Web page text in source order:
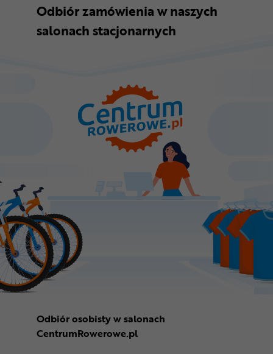
Odbiór zamówienia w naszych
salonach stacjonarnych
Odbiór osobisty w salonach
CentrumRowerowe.pl